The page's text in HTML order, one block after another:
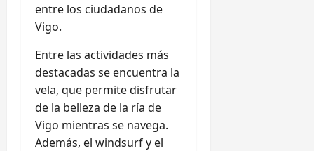
entre los ciudadanos de
Vigo.
Entre las actividades más
destacadas se encuentra la
vela, que permite disfrutar
de la belleza de la ría de
Vigo mientras se navega.
Además, el windsurf y el